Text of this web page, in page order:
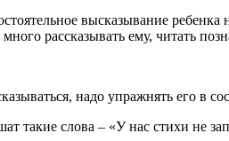
высказывание
рассказывать ему, читать
надо упражнять его в
такие слова – «У нас стихи не